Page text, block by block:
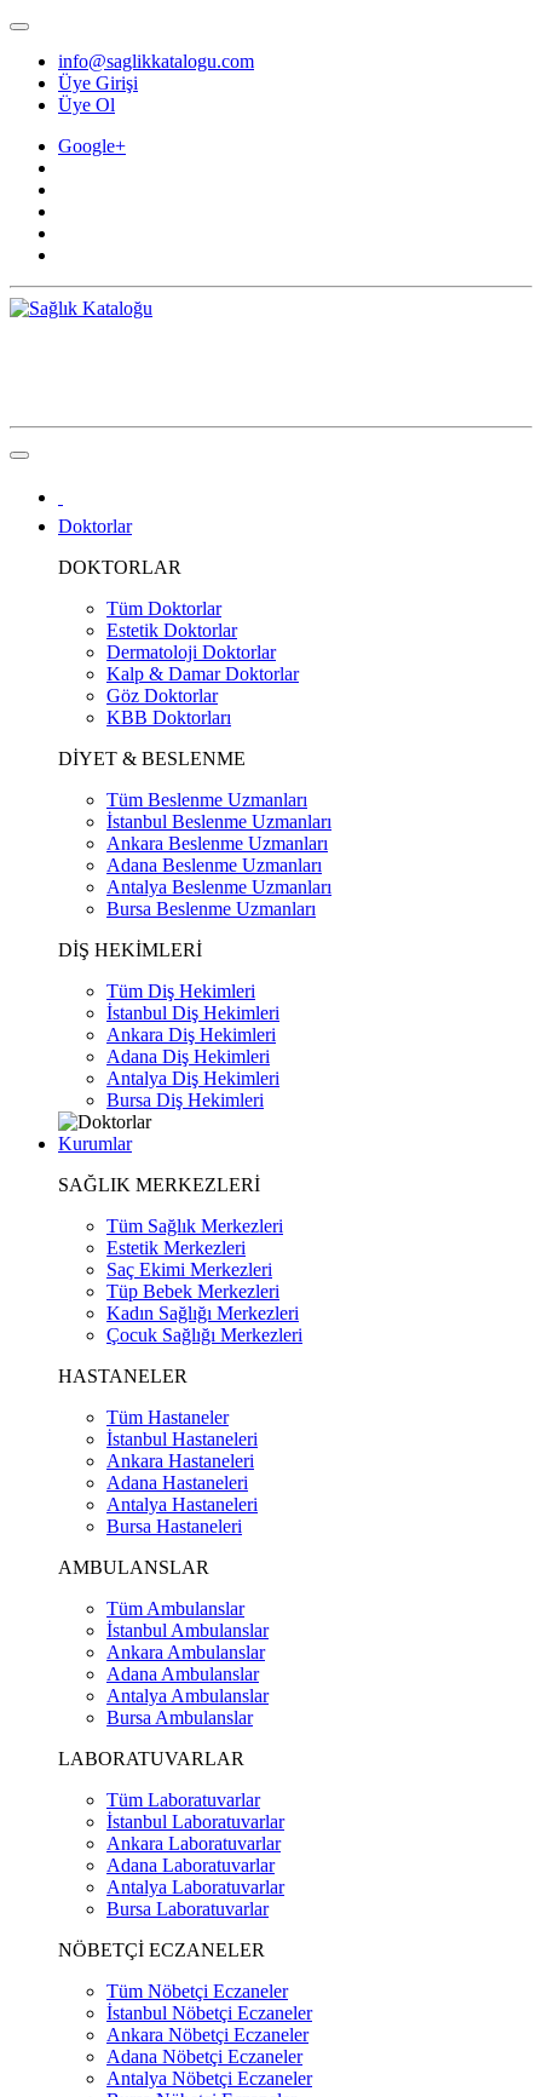
info@saglikkatalogu.com
Üye Girişi
Üye Ol
Google+
Doktorlar
DOKTORLAR
Tüm Doktorlar
Estetik Doktorlar
Dermatoloji Doktorlar
Kalp & Damar Doktorlar
Göz Doktorlar
KBB Doktorları
DİYET & BESLENME
Tüm Beslenme Uzmanları
İstanbul Beslenme Uzmanları
Ankara Beslenme Uzmanları
Adana Beslenme Uzmanları
Antalya Beslenme Uzmanları
Bursa Beslenme Uzmanları
DİŞ HEKİMLERİ
Tüm Diş Hekimleri
İstanbul Diş Hekimleri
Ankara Diş Hekimleri
Adana Diş Hekimleri
Antalya Diş Hekimleri
Bursa Diş Hekimleri
Kurumlar
SAĞLIK MERKEZLERİ
Tüm Sağlık Merkezleri
Estetik Merkezleri
Saç Ekimi Merkezleri
Tüp Bebek Merkezleri
Kadın Sağlığı Merkezleri
Çocuk Sağlığı Merkezleri
HASTANELER
Tüm Hastaneler
İstanbul Hastaneleri
Ankara Hastaneleri
Adana Hastaneleri
Antalya Hastaneleri
Bursa Hastaneleri
AMBULANSLAR
Tüm Ambulanslar
İstanbul Ambulanslar
Ankara Ambulanslar
Adana Ambulanslar
Antalya Ambulanslar
Bursa Ambulanslar
LABORATUVARLAR
Tüm Laboratuvarlar
İstanbul Laboratuvarlar
Ankara Laboratuvarlar
Adana Laboratuvarlar
Antalya Laboratuvarlar
Bursa Laboratuvarlar
NÖBETÇİ ECZANELER
Tüm Nöbetçi Eczaneler
İstanbul Nöbetçi Eczaneler
Ankara Nöbetçi Eczaneler
Adana Nöbetçi Eczaneler
Antalya Nöbetçi Eczaneler